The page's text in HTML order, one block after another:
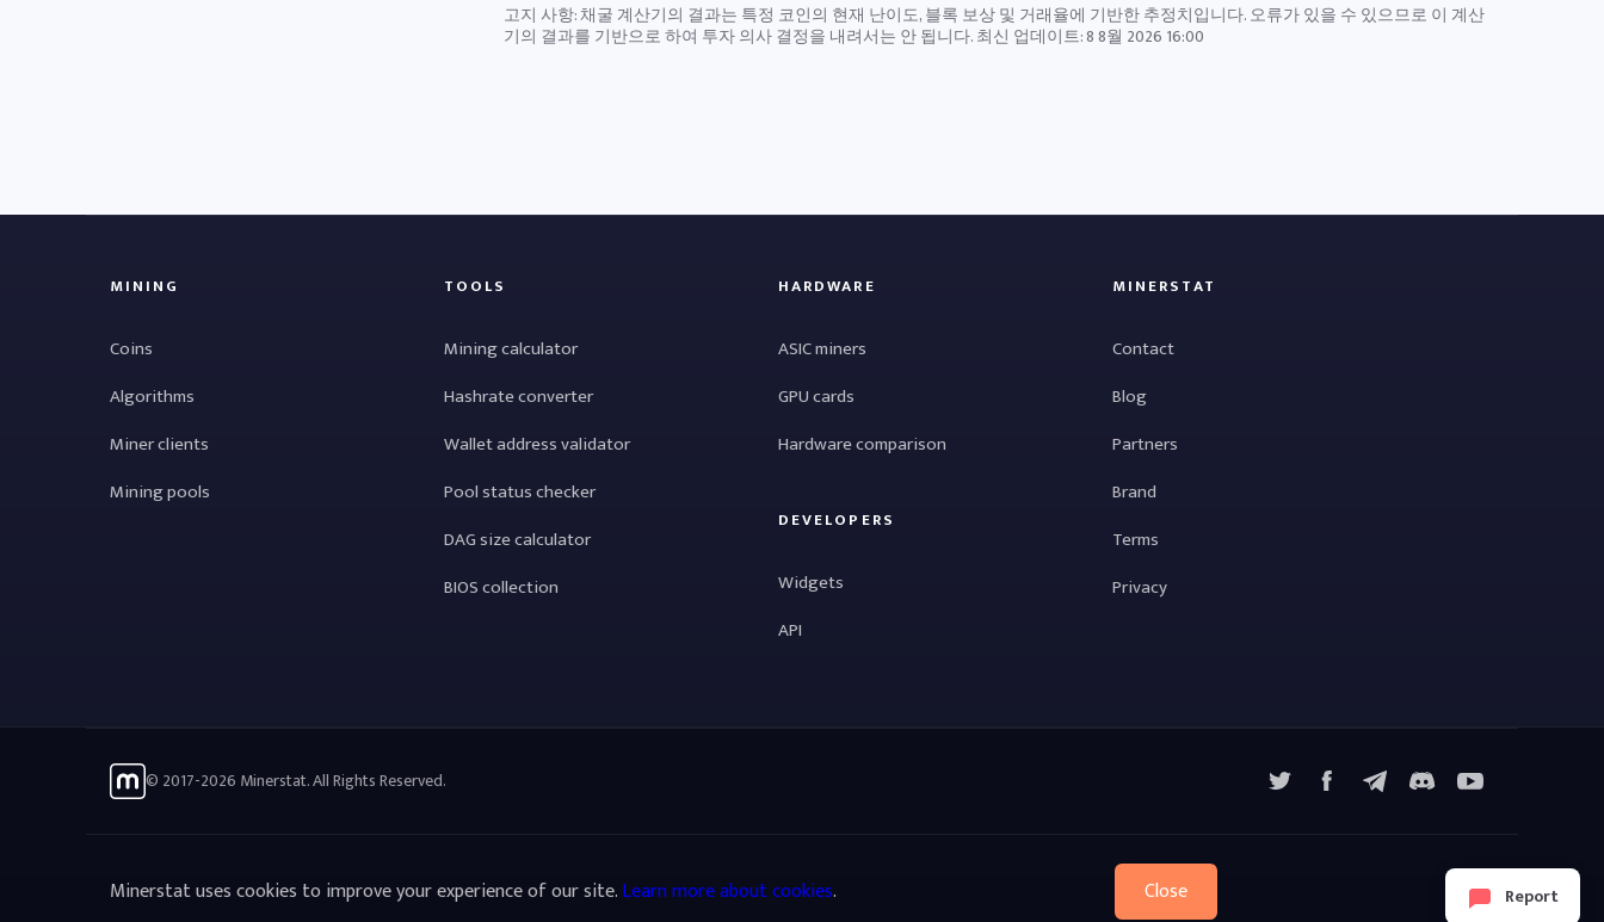
고지 사항: 채굴 계산기의 결과는 특정 코인의 현재 난이도, 블록 보상 및 거래율에 기반한 추정치입니다. 오류가 있을 수 있으므로 이 계산
기의 결과를 기반으로 하여 투자 의사 결정을 내려서는 안 됩니다. 최신 업데이트:8 8월 2026 16:00
Report
MINING
Coins
Algorithms
Miner clients
Mining pools
TOOLS
Mining calculator
Hashrate converter
Wallet address validator
Pool status checker
DAG size calculator
BIOS collection
HARDWARE
ASIC miners
GPU cards
Hardware comparison
DEVELOPERS
Widgets
API
MINERSTAT
Contact
Blog
Partners
Brand
Terms
Privacy
© 2017-2026 Minerstat. All Rights Reserved. FacebookTelegramYouTube
Minerstat uses cookies to improve your experience of our site.Learn more about cookies. Close